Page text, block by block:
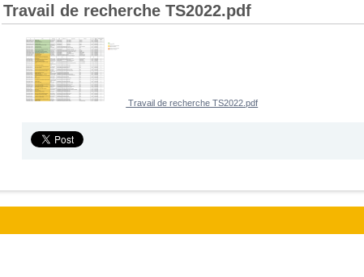
Travail de recherche TS2022.pdf
Travail de recherche TS2022.pdf